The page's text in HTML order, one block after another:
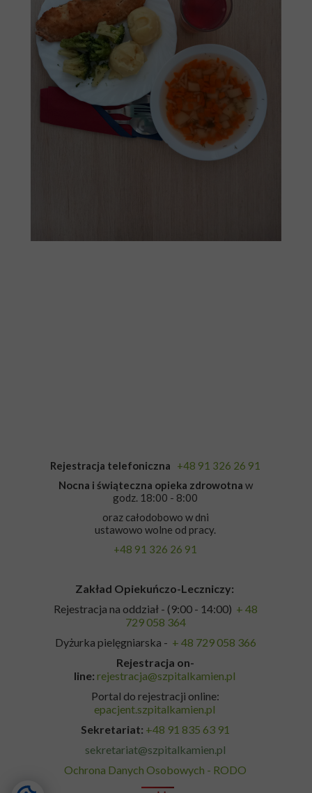
Rejestracja telefoniczna +48 91 326 26 91
Nocna i świąteczna opieka zdrowotna w
godz. 18:00 - 8:00
oraz całodobowo w dni
ustawowo wolne od pracy.
+48 91 326 26 91
Zakład Opiekuńczo-Leczniczy:
Rejestracja na oddział - (9:00 - 14:00) + 48
729 058 364
Dyżurka pielęgniarska - + 48 729 058 366
Rejestracja on-
line: rejestracja@szpitalkamien.pl
Portal do rejestracji online:
epacjent.szpitalkamien.pl
Sekretariat: +48 91 835 63 91
sekretariat@szpitalkamien.pl
Ochrona Danych Osobowych - RODO